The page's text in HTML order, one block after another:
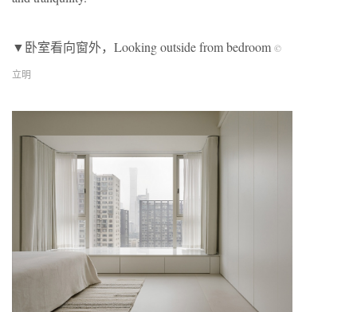
▼卧室看向窗外，Looking outside from bedroom ©
立明